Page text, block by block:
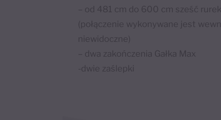
– od 481 cm do 600 cm sześć
(połączenie wykonywane jest
niewidoczne)
– dwa zakończenia Gałka Max
-dwie zaślepki